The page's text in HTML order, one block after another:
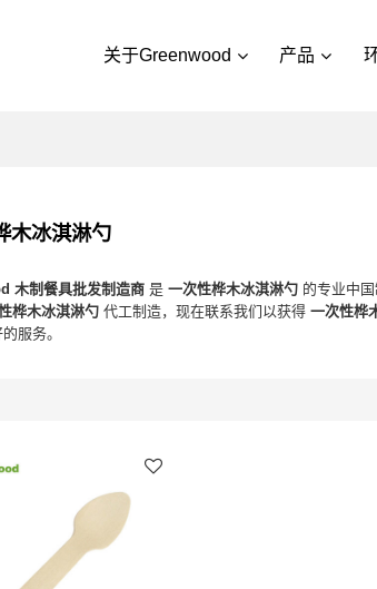
关于Greenwood 产品
木冰淇淋勺
木制餐具批发制造商 是一次性桦木冰淇淋勺 的专业中
桦木冰淇淋勺 代工制造，现在联系我们以获得一次性桦
服务。